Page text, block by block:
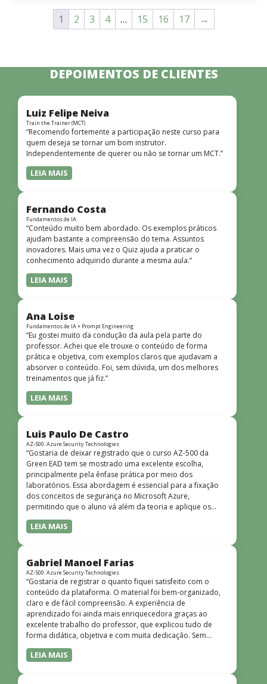
1 2 3 4 … 15 16 17 →
DEPOIMENTOS DE CLIENTES
Luiz Felipe Neiva
Train the Trainer (MCT)
“Recomendo fortemente a participação neste curso para
quem deseja se tornar um bom instrutor.
Independentemente de querer ou não se tornar um MCT.”
LEIA MAIS
Fernando Costa
Fundamentos de IA
“Conteúdo muito bem abordado. Os exemplos práticos
ajudam bastante a compreensão do tema. Assuntos
inovadores. Mais uma vez o Quiz ajuda a praticar o
conhecimento adquirido durante a mesma aula.”
LEIA MAIS
Ana Loise
Fundamentos de IA + Prompt Engineering
“Eu gostei muito da condução da aula pela parte do
professor. Achei que ele trouxe o conteúdo de forma
prática e objetiva, com exemplos claros que ajudavam a
absorver o conteúdo. Foi, sem dúvida, um dos melhores
treinamentos que já fiz.”
LEIA MAIS
Luis Paulo De Castro
AZ-500: Azure Security Technologies
“Gostaria de deixar registrado que o curso AZ-500 da
Green EAD tem se mostrado uma excelente escolha,
principalmente pela ênfase prática por meio dos
laboratórios. Essa abordagem é essencial para a fixação
dos conceitos de segurança no Microsoft Azure,
permitindo que o aluno vá além da teoria e aplique os
conhecimentos em cenários reais e simulados. Outro
ponto muito positivo é a didática do curso. O conteúdo é
quem não tem uma bagagem técnica muito avançada.”
LEIA MAIS
Gabriel Manoel Farias
AZ-500: Azure Security Technologies
“Gostaria de registrar o quanto fiquei satisfeito com o
conteúdo da plataforma. O material foi bem-organizado,
claro e de fácil compreensão. A experiência de
aprendizado foi ainda mais enriquecedora graças ao
excelente trabalho do professor, que explicou tudo de
forma didática, objetiva e com muita dedicação. Sem
dúvida, foi uma jornada de muito aprendizado!”
LEIA MAIS